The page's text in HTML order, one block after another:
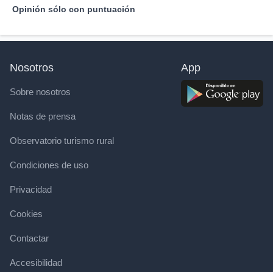
Opinión sólo con puntuación
Nosotros
Sobre nosotros
Notas de prensa
Observatorio turismo rural
Condiciones de uso
Privacidad
Cookies
Contactar
Accesibilidad
App